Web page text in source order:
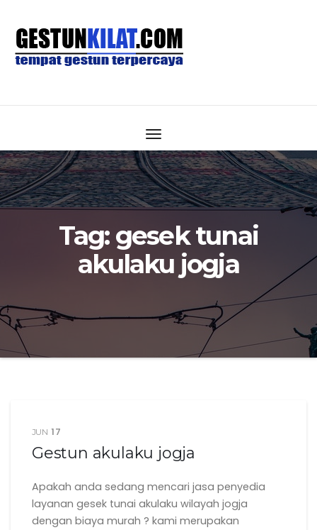
Tag: gesek tunai
akulaku jogja
JUN 17
Gestun akulaku jogja
Apakah anda sedang mencari jasa penyedia
layanan gesek tunai akulaku wilayah jogja
dengan biaya murah ? kami merupakan